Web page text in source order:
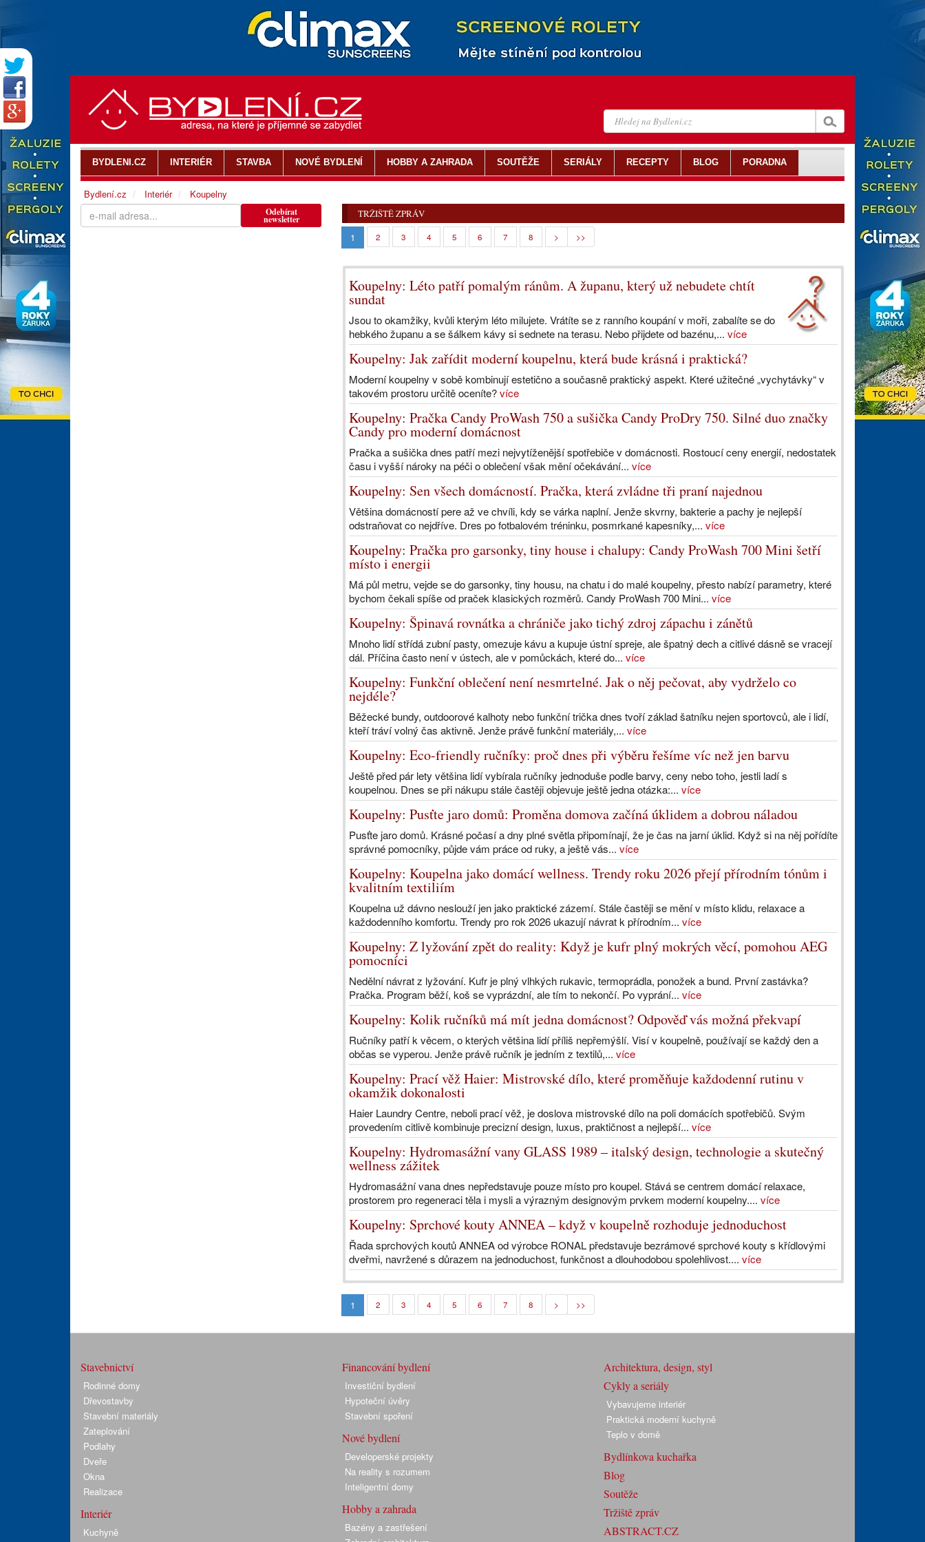
TRŽIŠTĚ ZPRÁV
1 2 3 4 5 6 7 8 > >>
Koupelny: Léto patří pomalým ránům. A županu, který už nebudete chtít
sundat
Jsou to okamžiky, kvůli kterým léto milujete. Vrátíte se z ranního koupání v moři, zabalíte se do
hebkého županu a se šálkem kávy si sednete na terasu. Nebo přijdete od bazénu,... více
Koupelny: Jak zařídit moderní koupelnu, která bude krásná i praktická?
Moderní koupelny v sobě kombinují estetično a současně praktický aspekt. Které užitečné „vychytávky“ v
takovém prostoru určitě oceníte?více
Koupelny: Pračka Candy ProWash 750 a sušička Candy ProDry 750. Silné duo značky
Candy pro moderní domácnost
Pračka a sušička dnes patří mezi nejvytíženější spotřebiče v domácnosti. Rostoucí ceny energií, nedostatek
času i vyšší nároky na péči o oblečení však mění očekávání... více
Koupelny: Sen všech domácností. Pračka, která zvládne tři praní najednou
Většina domácností pere až ve chvíli, kdy se várka naplní. Jenže skvrny, bakterie a pachy je nejlepší
odstraňovat co nejdříve. Dres po fotbalovém tréninku, posmrkané kapesníky,... více
Koupelny: Pračka pro garsonky, tiny house i chalupy: Candy ProWash 700 Mini šetří
místo i energii
Má půl metru, vejde se do garsonky, tiny housu, na chatu i do malé koupelny, přesto nabízí parametry, které
bychom čekali spíše od praček klasických rozměrů. Candy ProWash 700 Mini... více
Koupelny: Špinavá rovnátka a chrániče jako tichý zdroj zápachu i zánětů
Mnoho lidí střídá zubní pasty, omezuje kávu a kupuje ústní spreje, ale špatný dech a citlivé dásně se vracejí
dál. Příčina často není v ústech, ale v pomůckách, které do... více
Koupelny: Funkční oblečení není nesmrtelné. Jak o něj pečovat, aby vydrželo co
nejdéle?
Běžecké bundy, outdoorové kalhoty nebo funkční trička dnes tvoří základ šatníku nejen sportovců, ale i lidí,
kteří tráví volný čas aktivně. Jenže právě funkční materiály,... více
Koupelny: Eco-friendly ručníky: proč dnes při výběru řešíme víc než jen barvu
Ještě před pár lety většina lidí vybírala ručníky jednoduše podle barvy, ceny nebo toho, jestli ladí s
koupelnou. Dnes se při nákupu stále častěji objevuje ještě jedna otázka:... více
Koupelny: Pusťte jaro domů: Proměna domova začíná úklidem a dobrou náladou
Pusťte jaro domů. Krásné počasí a dny plné světla připomínají, že je čas na jarní úklid. Když si na něj pořídíte
správné pomocníky, půjde vám práce od ruky, a ještě vás... více
Koupelny: Koupelna jako domácí wellness. Trendy roku 2026 přejí přírodním tónům i
kvalitním textiliím
Koupelna už dávno neslouží jen jako praktické zázemí. Stále častěji se mění v místo klidu, relaxace a
každodenního komfortu. Trendy pro rok 2026 ukazují návrat k přírodním... více
Koupelny: Z lyžování zpět do reality: Když je kufr plný mokrých věcí, pomohou AEG
pomocníci
Nedělní návrat z lyžování. Kufr je plný vlhkých rukavic, termoprádla, ponožek a bund. První zastávka?
Pračka. Program běží, koš se vyprázdní, ale tím to nekončí. Po vyprání... více
Koupelny: Kolik ručníků má mít jedna domácnost? Odpověď vás možná překvapí
Ručníky patří k věcem, o kterých většina lidí příliš nepřemýšlí. Visí v koupelně, používají se každý den a
občas se vyperou. Jenže právě ručník je jedním z textilů,... více
Koupelny: Prací věž Haier: Mistrovské dílo, které proměňuje každodenní rutinu v
okamžik dokonalosti
Haier Laundry Centre, neboli prací věž, je doslova mistrovské dílo na poli domácích spotřebičů. Svým
provedením citlivě kombinuje precizní design, luxus, praktičnost a nejlepší... více
Koupelny: Hydromasážní vany GLASS 1989 – italský design, technologie a skutečný
wellness zážitek
Hydromasážní vana dnes nepředstavuje pouze místo pro koupel. Stává se centrem domácí relaxace,
prostorem pro regeneraci těla i mysli a výrazným designovým prvkem moderní koupelny.... více
Koupelny: Sprchové kouty ANNEA – když v koupelně rozhoduje jednoduchost
Řada sprchových koutů ANNEA od výrobce RONAL představuje bezrámové sprchové kouty s křídlovými
dveřmi, navržené s důrazem na jednoduchost, funkčnost a dlouhodobou spolehlivost.... více
1 2 3 4 5 6 7 8 > >>
Odebírat
newsletter
BYDLENI.CZ INTERIÉR STAVBA NOVÉ BYDLENÍ HOBBY A ZAHRADA SOUTĚŽE SERIÁLY RECEPTY BLOG PORADNA
Bydlení.cz Interiér Koupelny
Stavebnictví
Rodinné domy
Dřevostavby
Stavební materiály
Zateplování
Podlahy
Dveře
Okna
Realizace
Interiér
Kuchyně
Financování bydlení
Investiční bydlení
Hypoteční úvěry
Stavební spoření
Nové bydlení
Developerské projekty
Na reality s rozumem
Inteligentní domy
Hobby a zahrada
Bazény a zastřešení
Architektura, design, styl
Cykly a seriály
Vybavujeme interiér
Praktická moderní kuchyně
Teplo v domě
Bydlínkova kuchařka
Blog
Soutěže
Tržiště zpráv
ABSTRACT.CZ